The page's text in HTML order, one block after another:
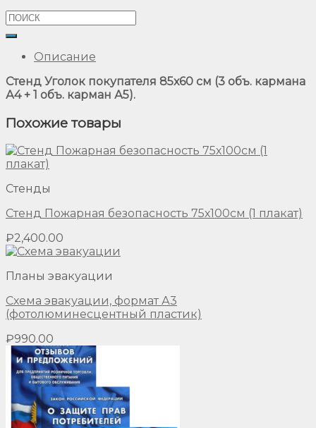
Описание
Стенд Уголок покупателя 85х60 см (3 объ. кармана
А4 + 1 объ. карман А5).
Похожие товары
Стенды
Стенд Пожарная безопасность 75х100см (1 плакат)
₽2,400.00
Планы эвакуации
Схема эвакуации, формат А3
(фотолюминесцентный пластик)
₽990.00